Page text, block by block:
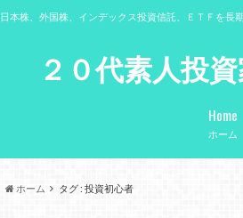
２０代素人投
日本株、外国株、インデックス投資信託、ＥＴＦを長
ホーム
Home
ホーム タグ : 投資初心者